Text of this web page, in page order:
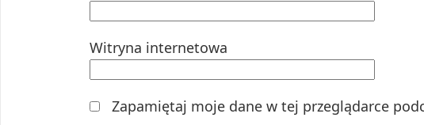
Witryna internetowa
Zapamiętaj moje dane w tej przeglądarce